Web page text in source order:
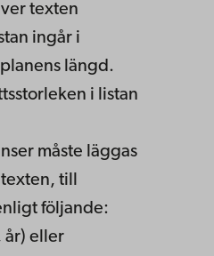
texten
ingår i
längd.
i listan
måste läggas
till
följande:
år) eller